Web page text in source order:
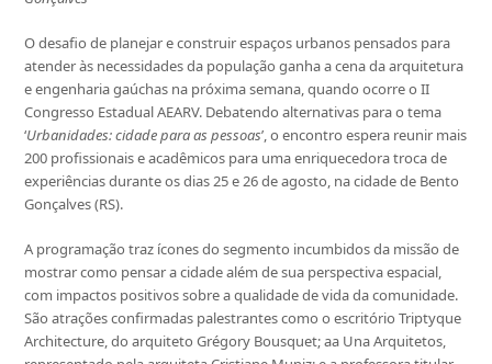
O desafio de planejar e construir espaços urbanos pensados para
atender às necessidades da população ganha a cena da arquitetura
e engenharia gaúchas na próxima semana, quando ocorre o II
Congresso Estadual AEARV. Debatendo alternativas para o tema
‘Urbanidades: cidade para as pessoas’, o encontro espera reunir mais
200 profissionais e acadêmicos para uma enriquecedora troca de
experiências durante os dias 25 e 26 de agosto, na cidade de Bento
Gonçalves (RS).
A programação traz ícones do segmento incumbidos da missão de
mostrar como pensar a cidade além de sua perspectiva espacial,
com impactos positivos sobre a qualidade de vida da comunidade.
São atrações confirmadas palestrantes como o escritório Triptyque
Architecture, do arquiteto Grégory Bousquet; aa Una Arquitetos,